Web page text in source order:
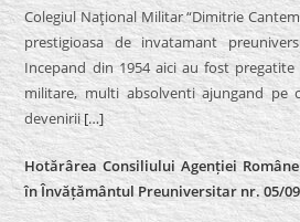
Colegiul Naţional Militar “Dimitrie
prestigioasa de invatamant
Incepand din 1954 aici au fost
militare, multi absolventi ajungand pe
devenirii[…]
Hotărârea Consiliului Agenției
în Învățământul Preuniversitar nr. 05/